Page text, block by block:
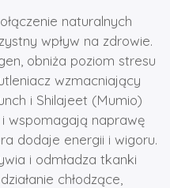
naturalnych
wpływ na zdrowie.
obniża poziom stresu
wzmacniający
i Shilajeet (Mumio)
wspomagają naprawę
dodaje energii i wigoru.
i odmładza tkanki
chłodzące,